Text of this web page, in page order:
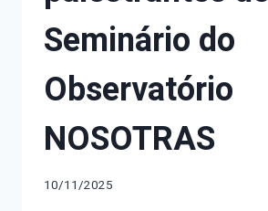
Seminário do
Observatório
NOSOTRAS
10/11/2025